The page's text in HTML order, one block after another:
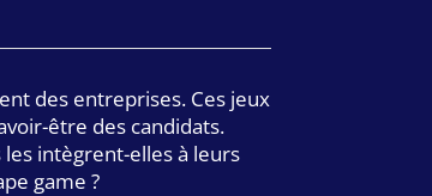
des entreprises. Ces jeux
être des candidats.
intègrent-elles à leurs
game ?